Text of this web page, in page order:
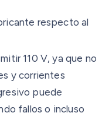
respecto al
110 V, ya que no
y corrientes
puede
fallos o incluso